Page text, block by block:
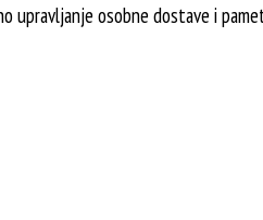
upravljanje osobne dostave i